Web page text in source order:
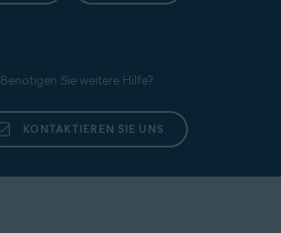
Benötigen Sie weitere Hilfe?
KONTAKTIEREN SIE UNS